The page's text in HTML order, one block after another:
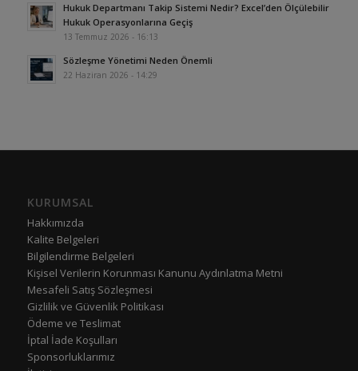
Hukuk Departmanı Takip Sistemi Nedir? Excel’den Ölçülebilir
Hukuk Operasyonlarına Geçiş
13 Temmuz 2026 - 16:13
Sözleşme Yönetimi Neden Önemli
22 Haziran 2026 - 14:29
KURUMSAL
Hakkımızda
Kalite Belgeleri
Bilgilendirme Belgeleri
Kişisel Verilerin Korunması Kanunu Aydınlatma Metni
Mesafeli Satış Sözleşmesi
Gizlilik ve Güvenlik Politikası
Ödeme ve Teslimat
İptal İade Koşulları
Sponsorluklarımız